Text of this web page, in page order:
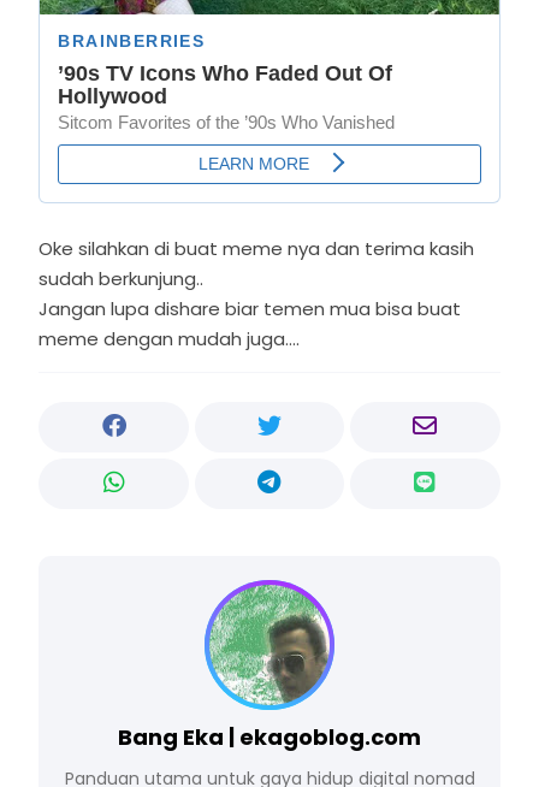
Oke silahkan di buat meme nya dan terima kasih
sudah berkunjung..
Jangan lupa dishare biar temen mua bisa buat
meme dengan mudah juga....
Bang Eka | ekagoblog.com
Panduan utama untuk gaya hidup digital nomad